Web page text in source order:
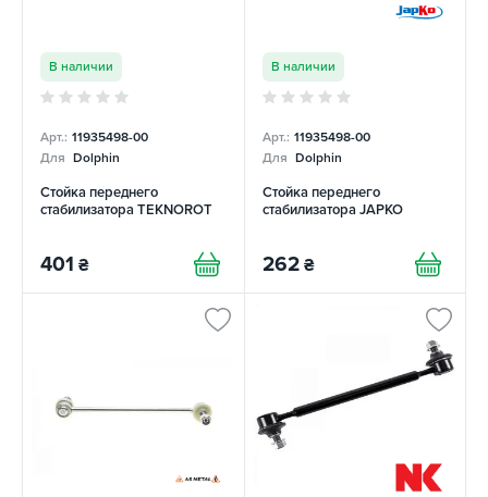
В наличии
Арт.: 11935498-00
Для Dolphin
Стойка переднего
стабилизатора TEKNOROT
401 ₴
В наличии
Арт.: 11935498-00
Для Dolphin
Стойка переднего
стабилизатора JAPKO
262 ₴